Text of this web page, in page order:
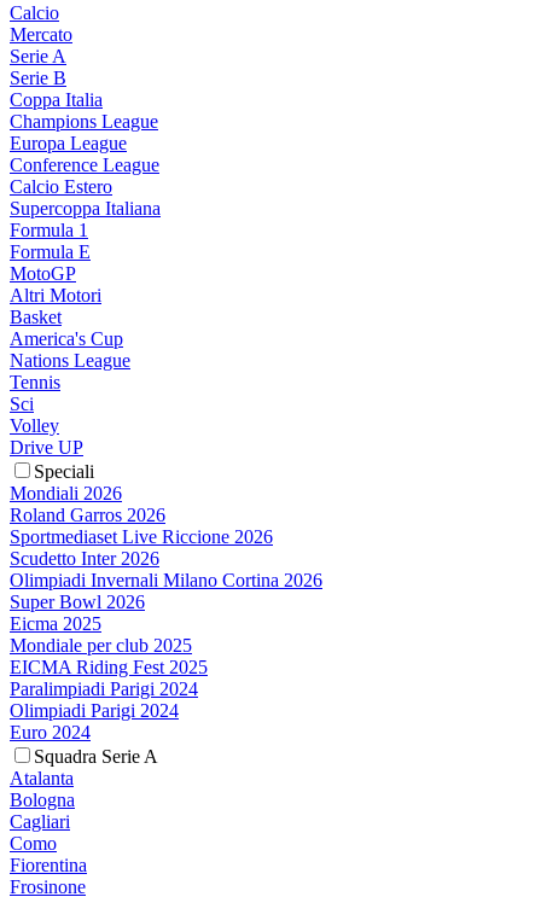
Calcio
Mercato
Serie A
Serie B
Coppa Italia
Champions League
Europa League
Conference League
Calcio Estero
Supercoppa Italiana
Formula 1
Formula E
MotoGP
Altri Motori
Basket
America's Cup
Nations League
Tennis
Sci
Volley
Drive UP
Speciali
Mondiali 2026
Roland Garros 2026
Sportmediaset Live Riccione 2026
Scudetto Inter 2026
Olimpiadi Invernali Milano Cortina 2026
Super Bowl 2026
Eicma 2025
Mondiale per club 2025
EICMA Riding Fest 2025
Paralimpiadi Parigi 2024
Olimpiadi Parigi 2024
Euro 2024
Squadra Serie A
Atalanta
Bologna
Cagliari
Como
Fiorentina
Frosinone